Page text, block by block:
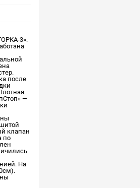
3».
после
—
клапан
по
На